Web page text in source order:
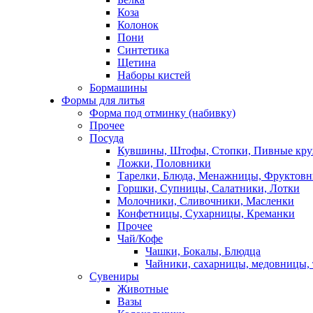
Коза
Колонок
Пони
Синтетика
Щетина
Наборы кистей
Бормашины
Формы для литья
Форма под отминку (набивку)
Прочее
Посуда
Кувшины, Штофы, Стопки, Пивные
Ложки, Половники
Тарелки, Блюда, Менажницы,
Горшки, Супницы, Салатники, Лотки
Молочники, Сливочники, Масленки
Конфетницы, Сухарницы, Креманки
Прочее
Чай/Кофе
Чашки, Бокалы, Блюдца
Чайники, сахарницы, медовницы,
Сувениры
Животные
Вазы